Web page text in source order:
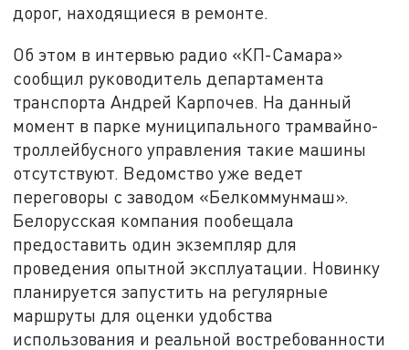
дорог, находящиеся в ремонте.
Об этом в интервью радио «КП-Самара»
сообщил руководитель департамента
транспорта Андрей Карпочев. На данный
момент в парке муниципального трамвайно-
троллейбусного управления такие машины
отсутствуют. Ведомство уже ведет
переговоры с заводом «Белкоммунмаш».
Белорусская компания пообещала
предоставить один экземпляр для
проведения опытной эксплуатации. Новинку
планируется запустить на регулярные
маршруты для оценки удобства
использования и реальной востребованности